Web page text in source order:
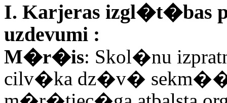
I. Karjeras izgl�t�bas
uzdevumi :
M�r�is: Skol�nu
cilv�ka dz�v�